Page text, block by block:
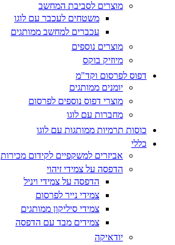
מוצרים לסביבת המחשב
משטחים לעכבר עם לוגו
עכברים למחשב ממותגים
מוצרים נוספים
מיוזיק בוקס
דפוס לפרסום וקד"מ
יומנים ממותגים
מוצרי דפוס נוספים לפרסום
מחברות עם לוגו
כוסות תרמיות ממותגות עם לוגו
כללי
אביזרים למשקפיים לקידום מכירות
הדפסה על צמידי זיהוי
הדפסה על צמידי ויניל
צמידי נייר לפרסום
צמידי סיליקון ממותגים
צמידים מבד עם הדפסה
יודאיקה